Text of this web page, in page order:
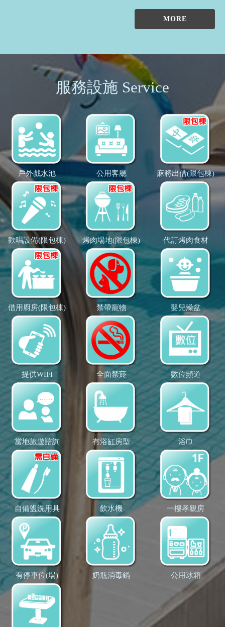
MORE
服務設施 Service
戶外戲水池 公用客廳 麻將出借(限包棟)
歡唱設備(限包棟) 烤肉場地(限包棟) 代訂烤肉食材
借用廚房(限包棟) 禁帶寵物 嬰兒澡盆
提供WIFI 全面禁菸 數位頻道
當地旅遊諮詢 有浴缸房型 浴巾
自備盥洗用具 飲水機 一樓孝親房
有停車位(場) 奶瓶消毒鍋 公用冰箱